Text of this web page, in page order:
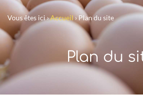
Vous êtes ici ›Accueil›Plan du site
Plan du